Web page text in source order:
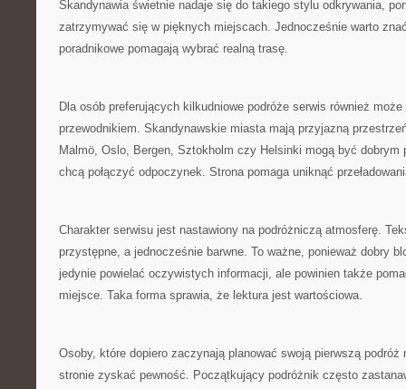
Skandynawia świetnie nadaje się do takiego stylu odkrywania,
zatrzymywać się w pięknych miejscach. Jednocześnie warto
poradnikowe pomagają wybrać realną trasę.
Dla osób preferujących kilkudniowe podróże serwis również
przewodnikiem. Skandynawskie miasta mają przyjazną
Malmö, Oslo, Bergen, Sztokholm czy Helsinki mogą być dobrym
chcą połączyć odpoczynek. Strona pomaga uniknąć
Charakter serwisu jest nastawiony na podróżniczą atmosferę.
przystępne, a jednocześnie barwne. To ważne, ponieważ dobry
jedynie powielać oczywistych informacji, ale powinien także
miejsce. Taka forma sprawia, że lektura jest wartościowa.
Osoby, które dopiero zaczynają planować swoją pierwszą podróż
stronie zyskać pewność. Początkujący podróżnik często